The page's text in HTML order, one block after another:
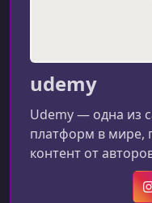
udemy
Udemy — одна из
платформ в
контент от
Сервис
десятки тысяч